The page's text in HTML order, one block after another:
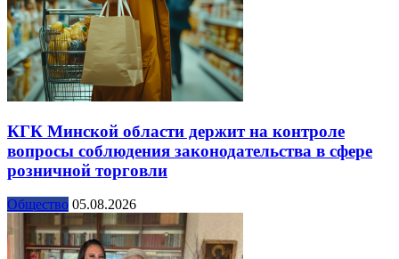
КГК Минской области держит на контроле
вопросы соблюдения законодательства в сфере
розничной торговли
Общество 05.08.2026